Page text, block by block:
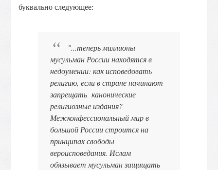
буквально следующее:
"...теперь миллионы
мусульман России находятся в
недоумении: как исповедовать
религию, если в стране начинают
запрещать канонические
религиозные издания?
Межконфессиональный мир в
большой России строится на
принципах свободы
вероисповедания. Ислам
обязывает мусульман защищать